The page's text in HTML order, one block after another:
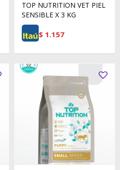
TOP NUTRITION VET PIEL
SENSIBLE X 3 KG
$ 1.157